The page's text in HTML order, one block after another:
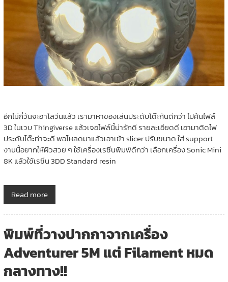
อีกไม่กี่วันจะฮาโลวีนแล้ว เรามาหาของเล่นประดับโต๊ะกันดีกว่า ไปค้นไฟล์
3D ในเวบ Thingiverse แล้วเจอไฟล์นี้น่ารักดี รายละเอียดดี เอามาติดไฟ
ประดับโต๊ะท่าจะดี พอโหลดมาแล้วเอาเข้า slicer ปรับขนาด ใส่ support
งานนี้อยากให้ผิวสวย ๆ ใช้เครื่องเรซิ่นพิมพ์ดีกว่า เลือกเครื่อง Sonic Mini
8K แล้วใช้เรซิ่น 3DD Standard resin
Read more
พิมพ์ที่วางปากกาจากเครื่อง
Adventurer 5M แต่ Filament หมด
กลางทาง!!